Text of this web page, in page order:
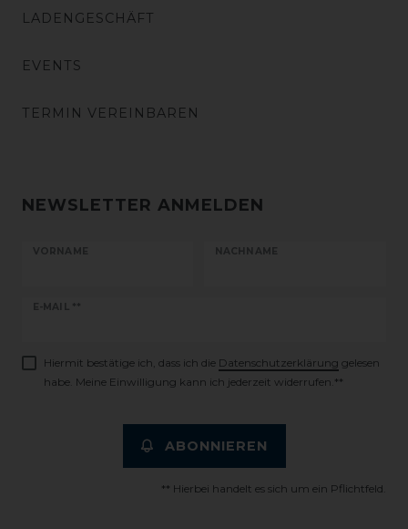
LADENGESCHÄFT
EVENTS
TERMIN VEREINBAREN
NEWSLETTER ANMELDEN
VORNAME NACHNAME
E-MAIL **
Newsletter
Hiermit bestätige ich, dass ich die Daten­schutz­erklärung gelesen
habe. Meine Einwilligung kann ich jederzeit widerrufen.**
ABONNIEREN
** Hierbei handelt es sich um ein Pflichtfeld.